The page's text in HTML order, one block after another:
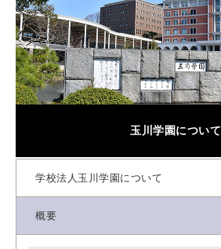
玉川学園について
学校法人玉川学園について
概要